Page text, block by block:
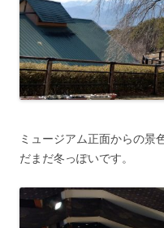
ミュージアム正面からの景
だまだ冬っぽいです。